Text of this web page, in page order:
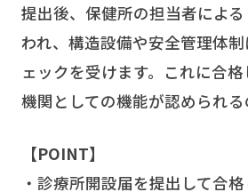
提出後、保健所の担当者によ
われ、構造設備や安全管理体
ェックを受けます。これに合
機関としての機能が認められる
【POINT】
・診療所開設届を提出して合